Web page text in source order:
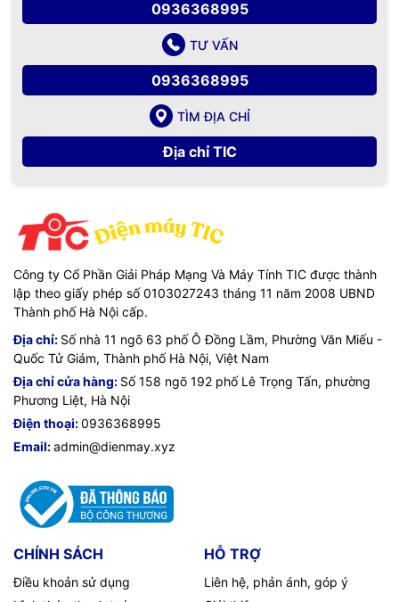
0936368995
TƯ VẤN
0936368995
TÌM ĐỊA CHỈ
Địa chỉ TIC
Công ty Cổ Phần Giải Pháp Mạng Và Máy Tính TIC được thành
lập theo giấy phép số 0103027243 tháng 11 năm 2008 UBND
Thành phố Hà Nội cấp.
Địa chỉ: Số nhà 11 ngõ 63 phố Ô Đồng Lầm, Phường Văn Miếu -
Quốc Tử Giám, Thành phố Hà Nội, Việt Nam
Địa chỉ cửa hàng: Số 158 ngõ 192 phố Lê Trọng Tấn, phường
Phương Liệt, Hà Nội
Điện thoại:0936368995
Email:admin@dienmay.xyz
CHÍNH SÁCH
Điều khoản sử dụng
HỖ TRỢ
Liên hệ, phản ánh, góp ý